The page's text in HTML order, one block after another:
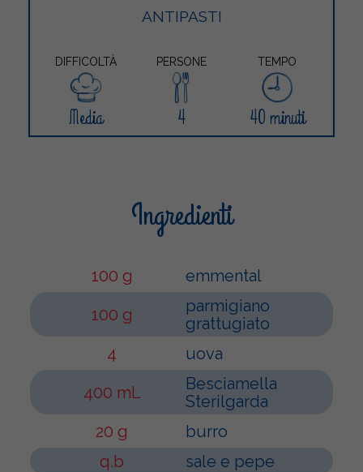
ANTIPASTI
DIFFICOLTÀ PERSONE TEMPO
Media 4 40 minuti
Ingredienti
100 g
emmental
100 g
parmigiano
grattugiato
4
uova
400 mL
Besciamella
Sterilgarda
20 g
burro
q.b
sale e pepe